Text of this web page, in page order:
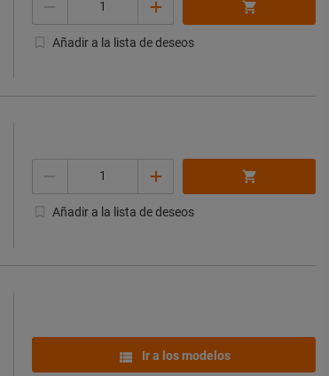
Añadir a la lista de deseos
Añadir a la lista de deseos
Ir a los modelos